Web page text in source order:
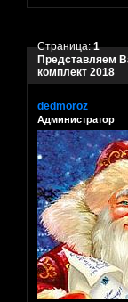
Представляем
комплект 2018
Страница:1
dedmoroz
Администратор